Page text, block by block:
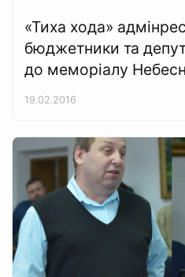
«Тиха хода»
бюджетники та
до меморіалу
19.02.2016